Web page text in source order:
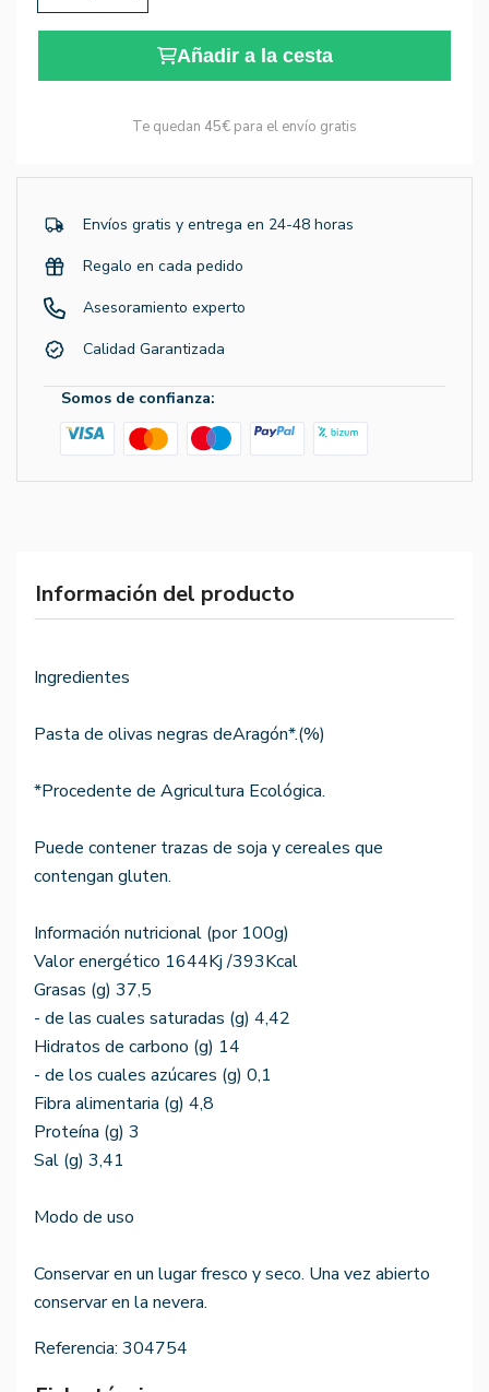
Añadir a la cesta
Te quedan 45€ para el envío gratis
Envíos gratis y entrega en 24-48 horas
Regalo en cada pedido
Asesoramiento experto
Calidad Garantizada
Somos de confianza:
Información del producto
Ingredientes
Pasta de olivas negras deAragón*.(%)
*Procedente de Agricultura Ecológica.
Puede contener trazas de soja y cereales que
contengan gluten.
Información nutricional (por 100g)
Valor energético 1644Kj /393Kcal
Grasas (g) 37,5
- de las cuales saturadas (g) 4,42
Hidratos de carbono (g) 14
- de los cuales azúcares (g) 0,1
Fibra alimentaria (g) 4,8
Proteína (g) 3
Sal (g) 3,41
Modo de uso
Conservar en un lugar fresco y seco. Una vez abierto
conservar en la nevera.
Referencia: 304754